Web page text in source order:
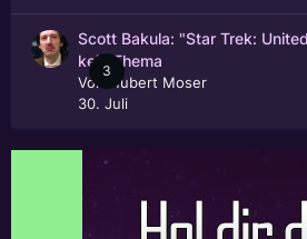
3
Scott Bakula: "Star Trek:
kein Thema
Von
Hubert Moser
30. Juli